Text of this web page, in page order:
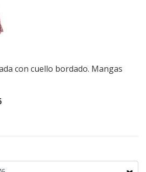
con cuello bordado. Mangas